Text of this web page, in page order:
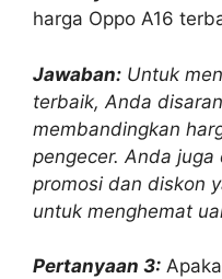
harga Oppo A16
Jawaban: Untuk
terbaik, Anda
membandingkan
pengecer. Anda
promosi dan diskon
untuk menghemat
Pertanyaan 3: